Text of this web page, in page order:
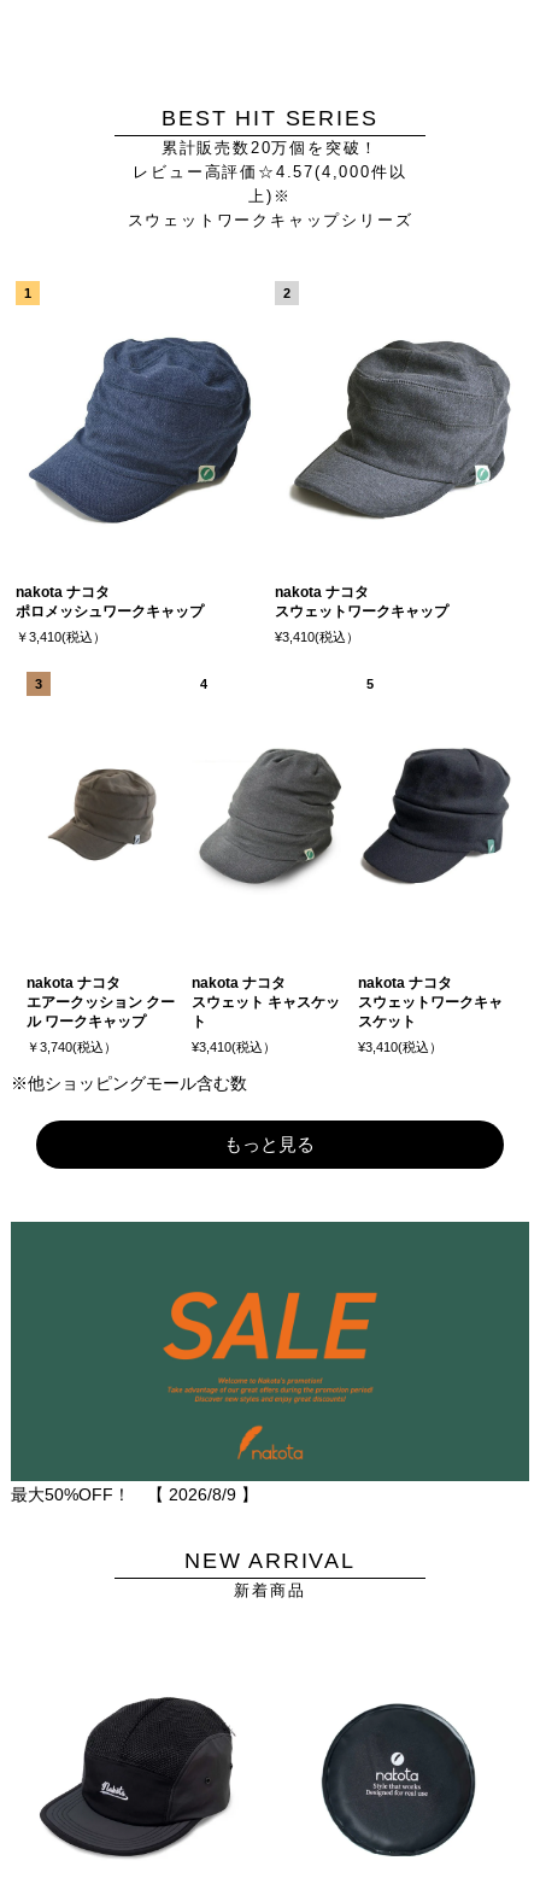
BEST HIT SERIES
累計販売数20万個を突破！
レビュー高評価☆4.57(4,000件以
上)※
スウェットワークキャップシリーズ
nakota ナコタ
ポロメッシュワークキャップ
￥3,410(税込）
nakota ナコタ
スウェットワークキャップ
¥3,410(税込）
nakota ナコタ
エアークッション クー
ル ワークキャップ
￥3,740(税込）
nakota ナコタ
スウェット キャスケッ
ト
¥3,410(税込）
nakota ナコタ
スウェットワークキャ
スケット
¥3,410(税込）
※他ショッピングモール含む数
もっと見る
最大50%OFF！ 【 2026/8/9】
NEW ARRIVAL
新着商品